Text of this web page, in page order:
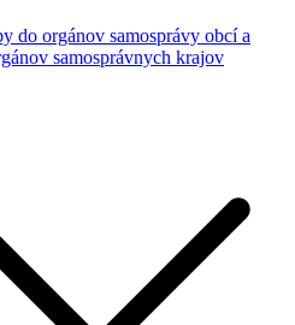
do orgánov samosprávy obcí a
samosprávnych krajov